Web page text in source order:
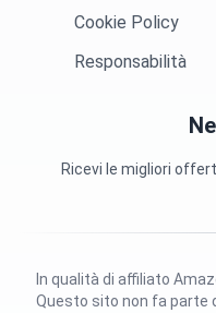
Cookie Policy
Responsabilità
Ricevi le migliori
Questo sito non fa parte
In qualità di affiliato